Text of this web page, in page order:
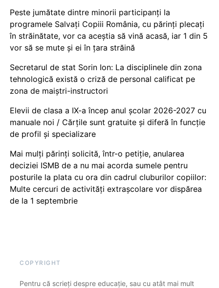
Peste jumătate dintre minorii participanți la
programele Salvați Copiii România, cu părinți plecați
în străinătate, vor ca aceștia să vină acasă, iar 1 din 5
vor să se mute și ei în țara străină
Secretarul de stat Sorin Ion: La disciplinele din zona
tehnologică există o criză de personal calificat pe
zona de maiștri-instructori
Elevii de clasa a IX-a încep anul școlar 2026-2027 cu
manuale noi / Cărțile sunt gratuite și diferă în funcție
de profil și specializare
Mai mulți părinți solicită, într-o petiție, anularea
deciziei ISMB de a nu mai acorda sumele pentru
posturile la plata cu ora din cadrul cluburilor copiilor:
Multe cercuri de activități extrașcolare vor dispărea
de la 1 septembrie
COPYRIGHT
Pentru că scrieți despre educație, sau cu atât mai mult